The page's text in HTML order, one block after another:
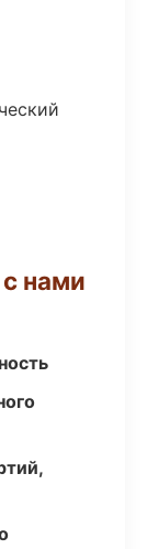
нами